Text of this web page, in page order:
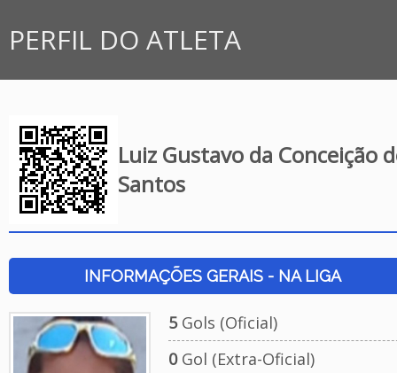
PERFIL DO ATLETA
Luiz Gustavo da Conceição
Santos
INFORMAÇÕES GERAIS - NA LIGA
5Gols (Oficial)
0Gol (Extra-Oficial)